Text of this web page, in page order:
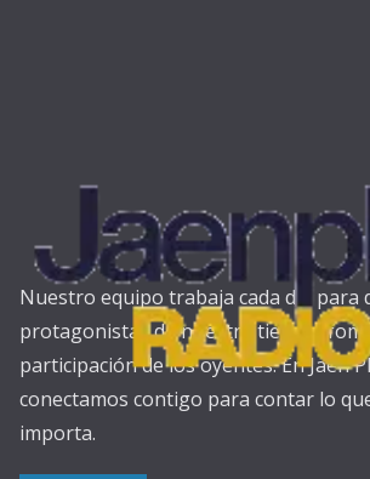
Nuestro equipo trabaja cada día para
protagonistas de nuestra tierra y
participación de los oyentes. En Jaén
conectamos contigo para contar lo
importa.